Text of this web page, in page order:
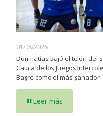
01/08/2026
Donmatías bajó el telón del
Cauca de los Juegos
Bagre como el más ganador
Leer más